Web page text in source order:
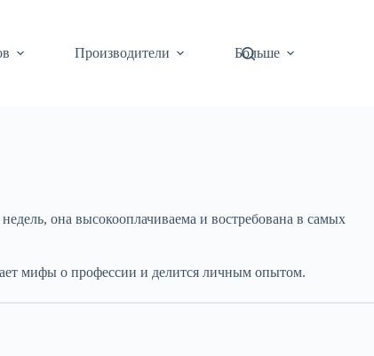
Производители Больше
она высокооплачиваема и востребована в самых
мифы о профессии и делится личным опытом.